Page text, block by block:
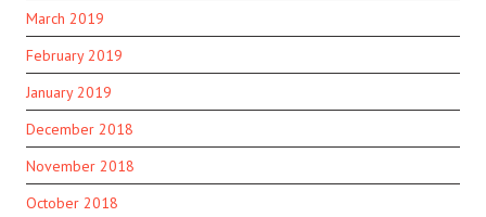
March 2019
February 2019
January 2019
December 2018
November 2018
October 2018